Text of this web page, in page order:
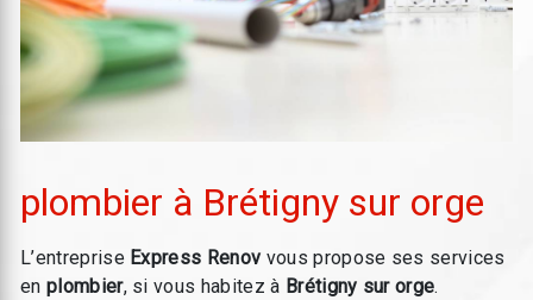
plombier à Brétigny sur orge
L’entreprise Express Renov vous propose ses services
en plombier, si vous habitez à Brétigny sur orge.